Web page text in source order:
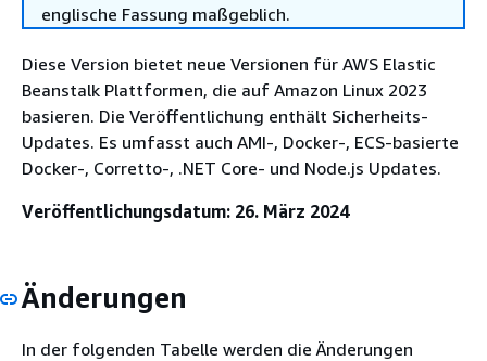
englische Fassung maßgeblich.
Diese Version bietet neue Versionen für AWS Elastic
Beanstalk Plattformen, die auf Amazon Linux 2023
basieren. Die Veröffentlichung enthält Sicherheits-
Updates. Es umfasst auch AMI-, Docker-, ECS-basierte
Docker-, Corretto-, .NET Core- und Node.js Updates.
Veröffentlichungsdatum: 26. März 2024
Änderungen
In der folgenden Tabelle werden die Änderungen